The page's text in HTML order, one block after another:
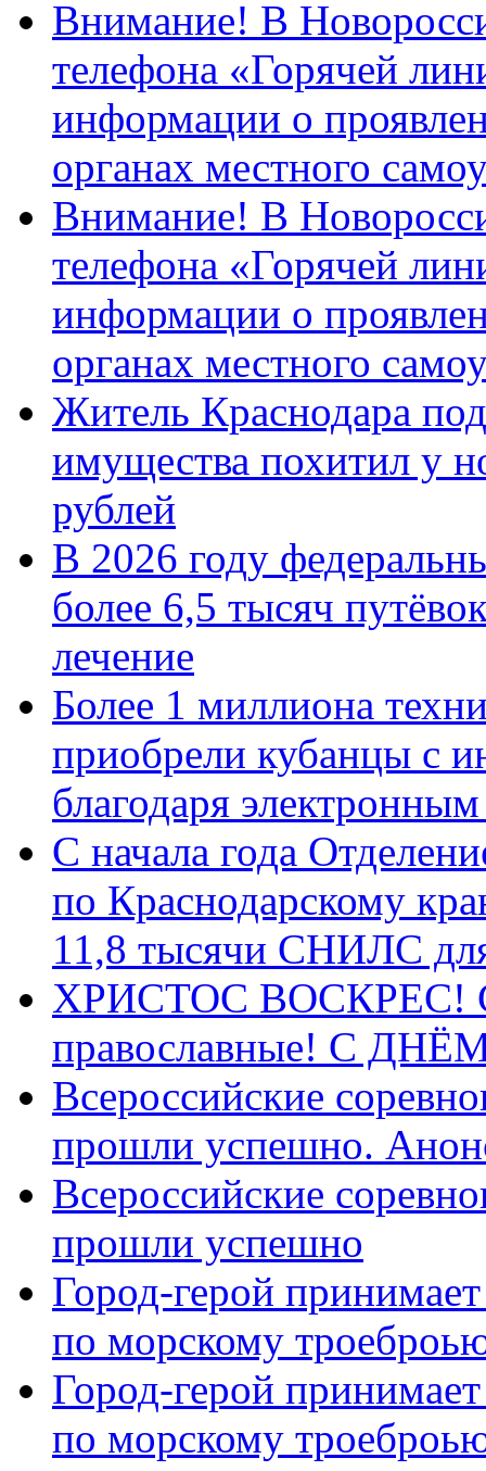
Внимание! В
телефона «Горячей
информации о
органах местного
Внимание! В
телефона «Горячей
информации о
органах местного
Житель Краснодара
имущества похитил у
рублей
В 2026 году
более 6,5 тысяч
лечение
Более 1 миллиона
приобрели кубанцы с
благодаря
С начала года
по Краснодарскому
11,8 тысячи СНИЛС
ХРИСТОС ВОСКРЕС! С
православные! C
Всероссийские
прошли успешно.
Всероссийские
прошли успешно
Город-герой
по морскому
Город-герой
по морскому